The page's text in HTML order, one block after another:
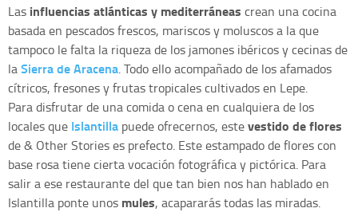
Las influencias atlánticas y mediterráneas crean una cocina
basada en pescados frescos, mariscos y moluscos a la que
tampoco le falta la riqueza de los jamones ibéricos y cecinas de
laSierra de Aracena. Todo ello acompañado de los afamados
cítricos, fresones y frutas tropicales cultivados en Lepe.
Para disfrutar de una comida o cena en cualquiera de los
locales que Islantilla puede ofrecernos, estevestido de flores
de & Other Stories es prefecto. Este estampado de flores con
base rosa tiene cierta vocación fotográfica y pictórica. Para
salir a ese restaurante del que tan bien nos han hablado en
Islantilla ponte unos mules, acapararás todas las miradas.